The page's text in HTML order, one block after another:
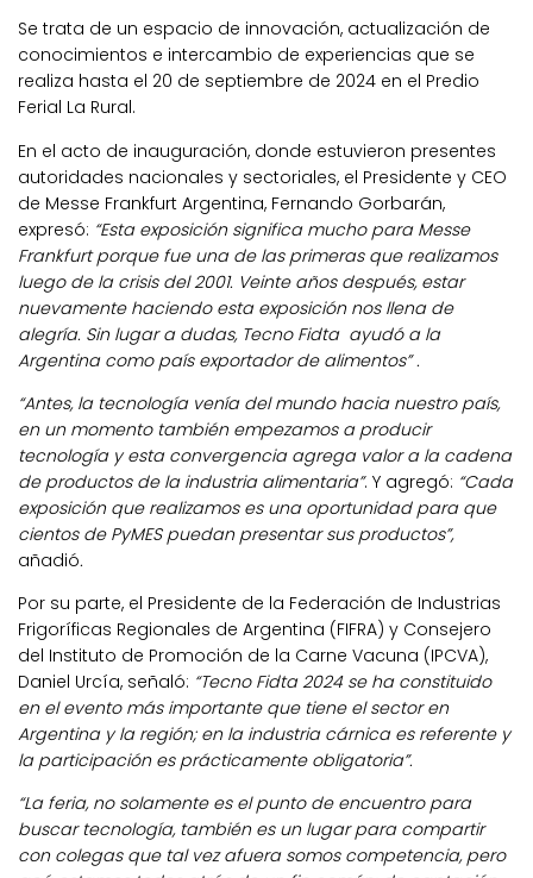
Se trata de un espacio de innovación, actualización de
conocimientos e intercambio de experiencias que se
realiza hasta el 20 de septiembre de 2024 en el Predio
Ferial La Rural.
En el acto de inauguración, donde estuvieron presentes
autoridades nacionales y sectoriales, el Presidente y CEO
de Messe Frankfurt Argentina, Fernando Gorbarán,
expresó: “Esta exposición significa mucho para Messe
Frankfurt porque fue una de las primeras que realizamos
luego de la crisis del 2001. Veinte años después, estar
nuevamente haciendo esta exposición nos llena de
alegría. Sin lugar a dudas, Tecno Fidta ayudó a la
Argentina como país exportador de alimentos” .
“Antes, la tecnología venía del mundo hacia nuestro país,
en un momento también empezamos a producir
tecnología y esta convergencia agrega valor a la cadena
de productos de la industria alimentaria”. Y agregó: “Cada
exposición que realizamos es una oportunidad para que
cientos de PyMES puedan presentar sus productos”,
añadió.
Por su parte, el Presidente de la Federación de Industrias
Frigoríficas Regionales de Argentina (FIFRA) y Consejero
del Instituto de Promoción de la Carne Vacuna (IPCVA),
Daniel Urcía, señaló: “Tecno Fidta 2024 se ha constituido
en el evento más importante que tiene el sector en
Argentina y la región; en la industria cárnica es referente y
la participación es prácticamente obligatoria”.
“La feria, no solamente es el punto de encuentro para
buscar tecnología, también es un lugar para compartir
con colegas que tal vez afuera somos competencia, pero